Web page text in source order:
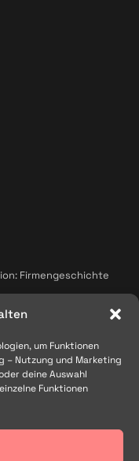
um Funktionen
– Nutzung und Marketing
deine Auswahl
Funktionen
Firmengeschichte
– für Marken im